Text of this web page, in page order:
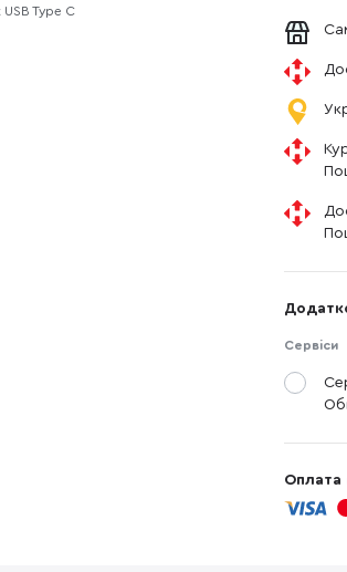
USB Type C
Сервіси
Оплата